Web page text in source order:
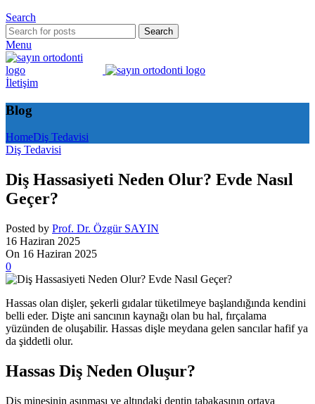
Search
Search
Menu
İletişim
Blog
HomeDiş Tedavisi
Diş Tedavisi
Diş Hassasiyeti Neden Olur? Evde Nasıl
Geçer?
Posted by Prof. Dr. Özgür SAYIN
16 Haziran 2025
On 16 Haziran 2025
0
Hassas olan dişler, şekerli gıdalar tüketilmeye başlandığında kendini
belli eder. Dişte ani sancının kaynağı olan bu hal, fırçalama
yüzünden de oluşabilir. Hassas dişle meydana gelen sancılar hafif ya
da şiddetli olur.
Hassas Diş Neden Oluşur?
Diş minesinin aşınması ve altındaki dentin tabakasının ortaya